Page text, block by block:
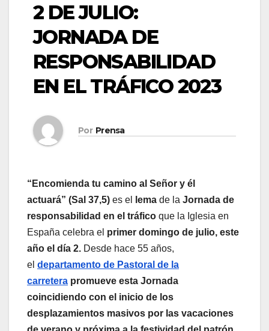
2 DE JULIO:
JORNADA DE
RESPONSABILIDAD
EN EL TRÁFICO 2023
Por Prensa
“Encomienda tu camino al Señor y él
actuará” (Sal 37,5) es el lema de la Jornada de
responsabilidad en el tráfico que la Iglesia en
España celebra el primer domingo de julio, este
año el día 2. Desde hace 55 años,
el departamento de Pastoral de la
carretera promueve esta Jornada
coincidiendo con el inicio de los
desplazamientos masivos por las vacaciones